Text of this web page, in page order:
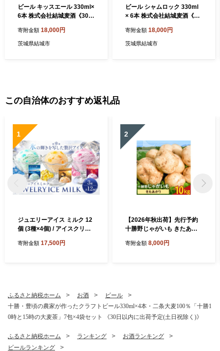
ビール キッスエール 330ml×
6本 株式会社結城麦酒《30日
く)》茨城県 結城市 ビール 酒
エール クラフトビール 瓶 敬
寄附金額 18,000円
茨城県結城市
ビール シャムロック 330ml
× 6本 株式会社結城麦酒《30
く)》茨城県 結城市 ビール 酒
エール クラフトビール 瓶 国
寄附金額 18,000円
茨城県結城市
この自治体のおすすめ返礼品
1
ジュエリーアイス ミルク 12
個 (3種×4個) / アイスクリー
スイーツ お菓子 デザート ぶ
寄附金額 17,500円
2
【2026年秋出荷】先行予約
十勝野じゃがいも きたあか
0月中旬-11月末頃出荷》北海
寄附金額 8,000円
ふるさと納税ホーム お酒
ビール
十勝・豊頃の農家が作ったクラフトビール330ml×4本・二条大麦100％「十勝1
0時と15時の大麦茶」7包×4袋セット 《30日以内に出荷予定(土日祝除く)》
ふるさと納税ホーム ランキング
お酒ランキング
ビールランキング